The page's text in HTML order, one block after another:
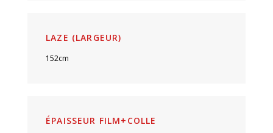
LAZE (LARGEUR)
152cm
ÉPAISSEUR FILM+COLLE